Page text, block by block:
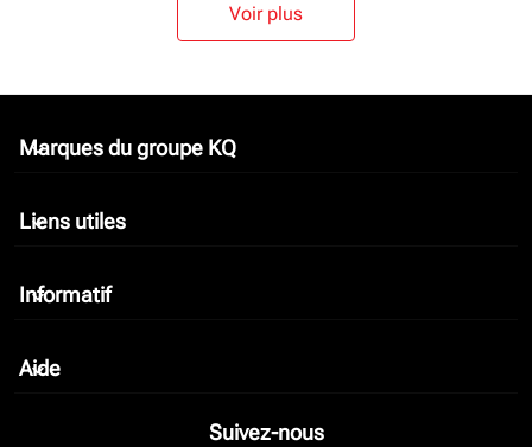
Voir plus
Marques du groupe KQ
keyboard_arrow_down
Liens utiles
keyboard_arrow_down
Informatif
keyboard_arrow_down
Aide
keyboard_arrow_down
Suivez-nous